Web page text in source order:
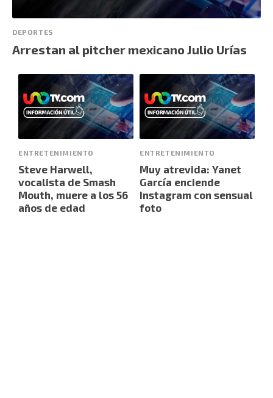
DEPORTES
Arrestan al pitcher mexicano Julio Urías
ENTRETENIMIENTO
Steve Harwell,
vocalista de Smash
Mouth, muere a los 56
años de edad
ENTRETENIMIENTO
Muy atrevida: Yanet
García enciende
Instagram con sensual
foto